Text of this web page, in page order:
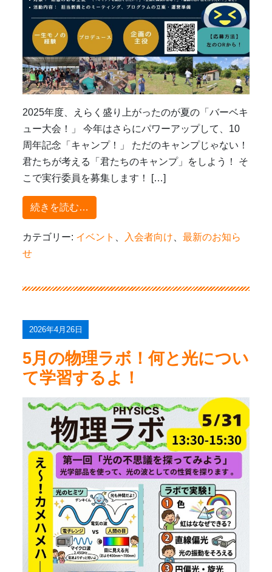
2025年度、えらく盛り上がったのが夏の「バーベキ
ュー大会！」 今年はさらにパワーアップして、10
周年記念「キャンプ！」 ただのキャンプじゃない！
君たちが考える「君たちのキャンプ」をしよう！ そ
こで実行委員を募集します！ […]
続きを読む…
カテゴリー: イベント 、 入会者向け、最新のお知ら
せ
2026年4月26日
5月の物理ラボ！何と光につい
て学習するよ！